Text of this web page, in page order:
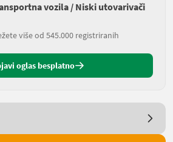
vozila / Niski utovarivači
više od 545.000 registriranih
oglas besplatno